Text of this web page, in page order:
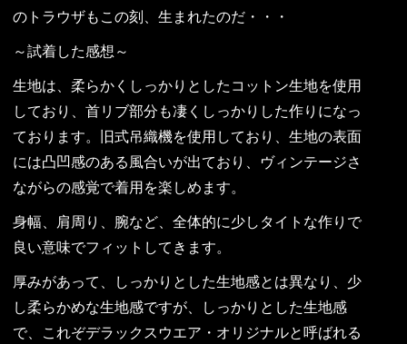
のトラウザもこの刻、生まれたのだ・・・
～試着した感想～
生地は、柔らかくしっかりとしたコットン生地を使用
しており、首リブ部分も凄くしっかりした作りになっ
ております。旧式吊織機を使用しており、生地の表面
には凸凹感のある風合いが出ており、ヴィンテージさ
ながらの感覚で着用を楽しめます。
身幅、肩周り、腕など、全体的に少しタイトな作りで
良い意味でフィットしてきます。
厚みがあって、しっかりとした生地感とは異なり、少
し柔らかめな生地感ですが、しっかりとした生地感
で、これぞデラックスウエア・オリジナルと呼ばれる